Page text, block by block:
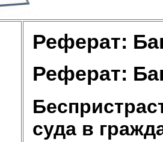
Реферат:
Реферат:
суда в